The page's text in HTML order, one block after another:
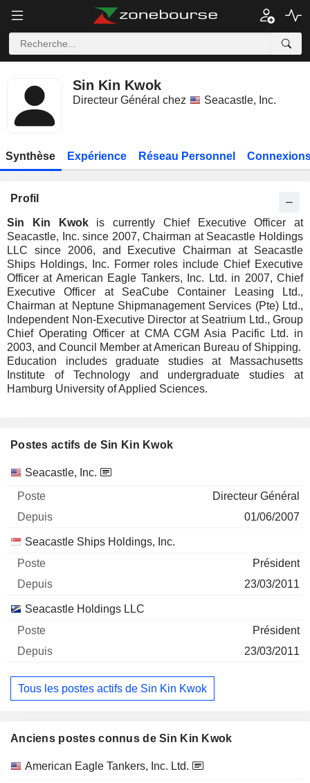
Sin Kin Kwok
Directeur Général chez Seacastle, Inc.
Synthèse Expérience Réseau Personnel
Profil
Sin Kin Kwokis currently Chief Executive Officer at
Seacastle, Inc. since 2007, Chairman at Seacastle Holdings
LLC since 2006, and Executive Chairman at Seacastle
Ships Holdings, Inc. Former roles include Chief Executive
Officer at American Eagle Tankers, Inc. Ltd. in 2007, Chief
Executive Officer at SeaCube Container Leasing Ltd.,
Chairman at Neptune Shipmanagement Services (Pte) Ltd.,
Independent Non-Executive Director at Seatrium Ltd., Group
Chief Operating Officer at CMA CGM Asia Pacific Ltd. in
2003, and Council Member at American Bureau of Shipping.
Education includes graduate studies at Massachusetts
Institute of Technology and undergraduate studies at
Hamburg University of Applied Sciences.
Postes actifs de Sin Kin Kwok
Sociétés Poste Début
Seacastle, Inc.
Directeur Général
01/06/2007
Seacastle Ships Holdings, Inc.
Président
23/03/2011
Seacastle Holdings LLC
Président
23/03/2011
Tous les postes actifs de Sin Kin Kwok
Anciens postes connus de Sin Kin Kwok
Sociétés Poste Fin
American Eagle Tankers, Inc. Ltd.